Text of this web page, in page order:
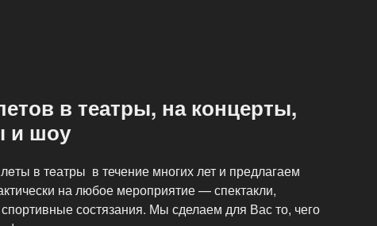
в театры, на концерты,
и шоу
в тeатры в течение многих лет и предлагаем
на любое мероприятие — спектакли,
состязания. Мы сделаем для Вас то, чего